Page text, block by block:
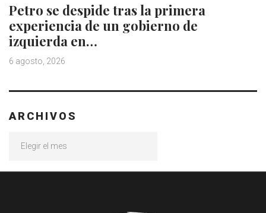
Petro se despide tras la primera
experiencia de un gobierno de
izquierda en…
6 agosto, 2026
ARCHIVOS